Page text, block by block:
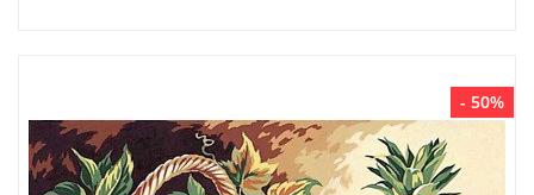
- 50%